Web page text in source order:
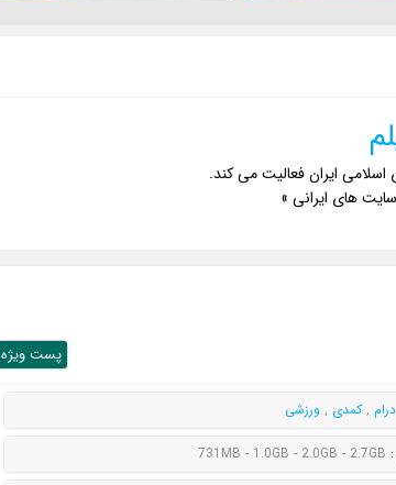
ایران فعالیت می کند.
های ایرانی »
پست ويژه
درام ,کمدی , ورزشی
731MB - 1.0GB - 2.0GB - 2.7GB